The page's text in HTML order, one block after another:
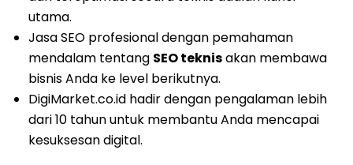
utama.
Jasa SEO profesional dengan pemahaman
mendalam tentang SEO teknisakan membawa
bisnis Anda ke level berikutnya.
DigiMarket.co.id hadir dengan pengalaman lebih
dari 10 tahun untuk membantu Anda mencapai
kesuksesan digital.